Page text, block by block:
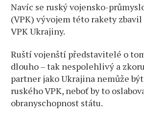
Navíc se ruský vojensko-
(VPK) vývojem této rakety
VPK Ukrajiny.
Ruští vojenští představitelé o
dlouho – tak nespolehlivý a
partner jako Ukrajina nemůže
ruského VPK, neboť by to
obranyschopnost státu.